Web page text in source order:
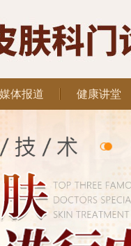
媒体报道 健康讲堂